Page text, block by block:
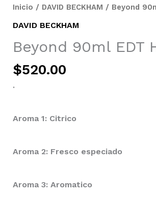
Inicio / DAVID BECKHAM / Beyond
DAVID BECKHAM
Beyond 90ml EDT
$520.00
.
Aroma 1: Citrico
Aroma 2: Fresco especiado
Aroma 3: Aromatico